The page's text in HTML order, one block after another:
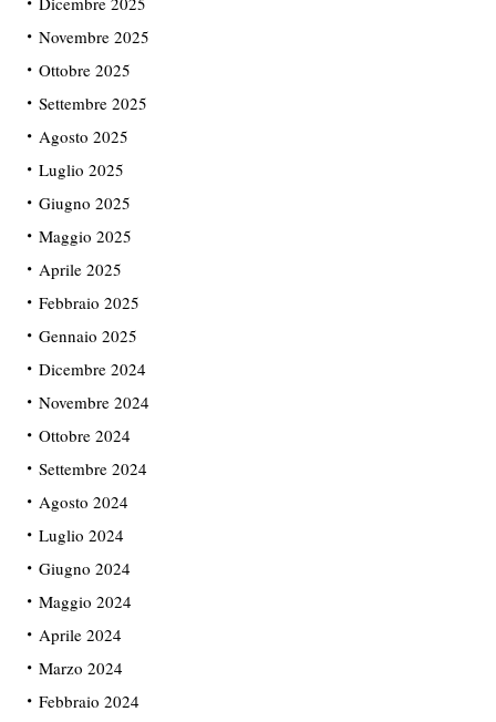
Novembre 2025
Ottobre 2025
Settembre 2025
Agosto 2025
Luglio 2025
Giugno 2025
Maggio 2025
Aprile 2025
Febbraio 2025
Gennaio 2025
Dicembre 2024
Novembre 2024
Ottobre 2024
Settembre 2024
Agosto 2024
Luglio 2024
Giugno 2024
Maggio 2024
Aprile 2024
Marzo 2024
Febbraio 2024